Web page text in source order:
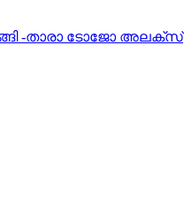
-താരാ ടോജോ അലക്‌സ്